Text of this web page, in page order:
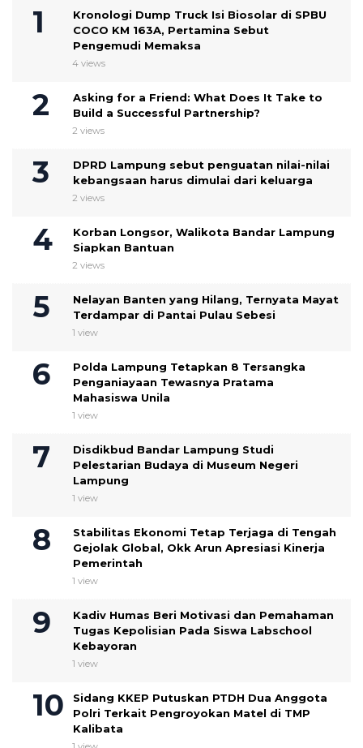
Kronologi Dump Truck Isi Biosolar di SPBU
COCO KM 163A, Pertamina Sebut
Pengemudi Memaksa
4 views
Asking for a Friend: What Does It Take to
Build a Successful Partnership?
2 views
DPRD Lampung sebut penguatan nilai-nilai
kebangsaan harus dimulai dari keluarga
2 views
Korban Longsor, Walikota Bandar Lampung
Siapkan Bantuan
2 views
Nelayan Banten yang Hilang, Ternyata Mayat
Terdampar di Pantai Pulau Sebesi
1 view
Polda Lampung Tetapkan 8 Tersangka
Penganiayaan Tewasnya Pratama
Mahasiswa Unila
1 view
Disdikbud Bandar Lampung Studi
Pelestarian Budaya di Museum Negeri
Lampung
1 view
Stabilitas Ekonomi Tetap Terjaga di Tengah
Gejolak Global, Okk Arun Apresiasi Kinerja
Pemerintah
1 view
Kadiv Humas Beri Motivasi dan Pemahaman
Tugas Kepolisian Pada Siswa Labschool
Kebayoran
1 view
Sidang KKEP Putuskan PTDH Dua Anggota
Polri Terkait Pengroyokan Matel di TMP
Kalibata